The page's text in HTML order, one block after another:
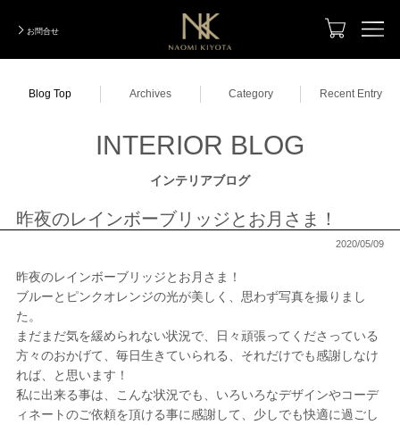
お問合せ
ModelRoom Coordination モデルルームコーディネーション
Order Made
Company Information 会社紹介
INTERIOR BLOG インテリアブログ
Blog Top Archives Category Recent Entry
INTERIOR BLOG
インテリアブログ
昨夜のレインボーブリッジとお月さま！
2020/05/09
昨夜のレインボーブリッジとお月さま！
ブルーとピンクオレンジの光が美しく、思わず写真を撮りまし
た。
まだまだ気を緩められない状況で、日々頑張ってくださっている
方々のおかげて、毎日生きていられる、それだけでも感謝しなけ
れば、と思います！
私に出来る事は、こんな状況でも、いろいろなデザインやコーデ
ィネートのご依頼を頂ける事に感謝して、少しでも快適に過ごし